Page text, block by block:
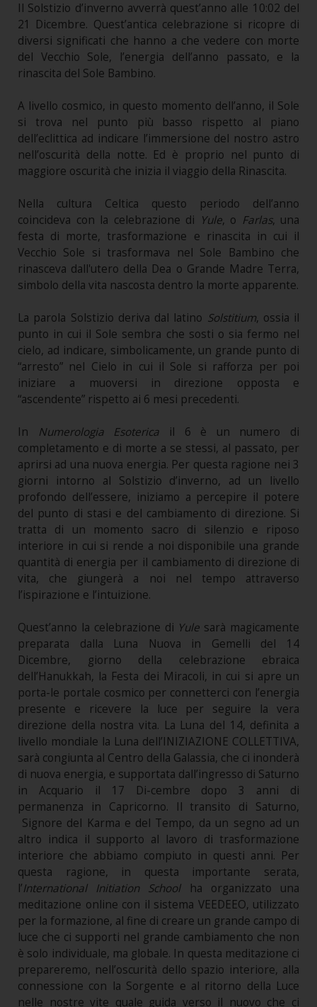
Il Solstizio d’inverno avverrà quest’anno alle 10:02 del
21 Dicembre. Quest’antica celebrazione si ricopre di
diversi significati che hanno a che vedere con morte
del Vecchio Sole, l’energia dell’anno passato, e la
rinascita del Sole Bambino.
A livello cosmico, in questo momento dell’anno, il Sole
si trova nel punto più basso rispetto al piano
dell’eclittica ad indicare l’immersione del nostro astro
nell’oscurità della notte. Ed è proprio nel punto di
maggiore oscurità che inizia il viaggio della Rinascita.
Nella cultura Celtica questo periodo dell’anno
coincideva con la celebrazione di Yule, o Farlas, una
festa di morte, trasformazione e rinascita in cui il
Vecchio Sole si trasformava nel Sole Bambino che
rinasceva dall'utero della Dea o Grande Madre Terra,
simbolo della vita nascosta dentro la morte apparente.
La parola Solstizio deriva dal latino Solstitium, ossia il
punto in cui il Sole sembra che sosti o sia fermo nel
cielo, ad indicare, simbolicamente, un grande punto di
“arresto” nel Cielo in cui il Sole si rafforza per poi
iniziare a muoversi in direzione opposta e
“ascendente” rispetto ai 6 mesi precedenti.
In Numerologia Esoterica il 6 è un numero di
completamento e di morte a se stessi, al passato, per
aprirsi ad una nuova energia. Per questa ragione nei 3
giorni intorno al Solstizio d’inverno, ad un livello
profondo dell’essere, iniziamo a percepire il potere
del punto di stasi e del cambiamento di direzione. Si
tratta di un momento sacro di silenzio e riposo
interiore in cui si rende a noi disponibile una grande
quantità di energia per il cambiamento di direzione di
vita, che giungerà a noi nel tempo attraverso
l’ispirazione e l’intuizione.
Quest’anno la celebrazione di Yule sarà magicamente
preparata dalla Luna Nuova in Gemelli del 14
Dicembre, giorno della celebrazione ebraica
dell’Hanukkah, la Festa dei Miracoli, in cui si apre un
porta-le portale cosmico per connetterci con l’energia
presente e ricevere la luce per seguire la vera
direzione della nostra vita. La Luna del 14, definita a
livello mondiale la Luna dell’INIZIAZIONE COLLETTIVA,
sarà congiunta al Centro della Galassia, che ci inonderà
di nuova energia, e supportata dall’ingresso di Saturno
in Acquario il 17 Di-cembre dopo 3 anni di
permanenza in Capricorno. Il transito di Saturno,
Signore del Karma e del Tempo, da un segno ad un
altro indica il supporto al lavoro di trasformazione
interiore che abbiamo compiuto in questi anni. Per
questa ragione, in questa importante serata,
l’International Initiation Schoolha organizzato una
meditazione online con il sistema VEEDEEO, utilizzato
per la formazione, al fine di creare un grande campo di
luce che ci supporti nel grande cambiamento che non
è solo individuale, ma globale. In questa meditazione ci
prepareremo, nell’oscurità dello spazio interiore, alla
connessione con la Sorgente e al ritorno della Luce
nelle nostre vite quale guida verso il nuovo che ci